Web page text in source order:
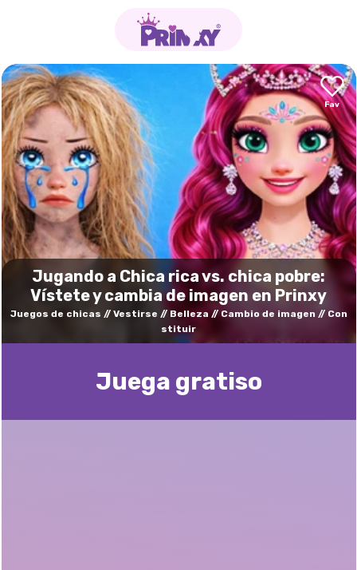
Jugando a Chica rica vs. chica pobre:
Vístete y cambia de imagen en Prinxy
Juegos de chicas Vestirse Belleza Cambio de imagen
Con
stituir
Juega gratisо